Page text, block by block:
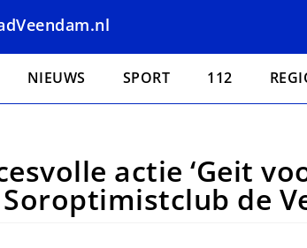
NIEUWS SPORT 112
actie ‘Geit
de